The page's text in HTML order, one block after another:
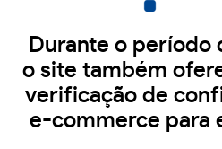
Durante o período
o site também
verificação de
e-commerce para